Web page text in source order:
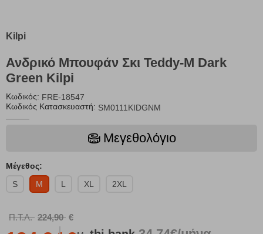
Kilpi
Ανδρικό Μπουφάν Σκι Teddy-M Dark
Green Kilpi
Κωδικός: FRE-18547
Κωδικός Κατασκευαστή: SM0111KIDGNM
Μεγεθολόγιο
Μέγεθος:
S
M L XL 2XL
Π.Τ.Λ. 224,90 €